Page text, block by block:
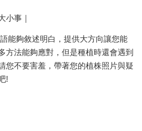
小事｜
能夠敘述明白，提供大方向讓您能
方法能夠應對，但是種植時還會遇到
您不要害羞，帶著您的植株照片與疑
!